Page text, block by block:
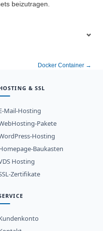
beizutragen.
Docker Container →
& SSL
Mail-Hosting
Pakete
Hosting
Baukasten
Hosting
Zertifikate